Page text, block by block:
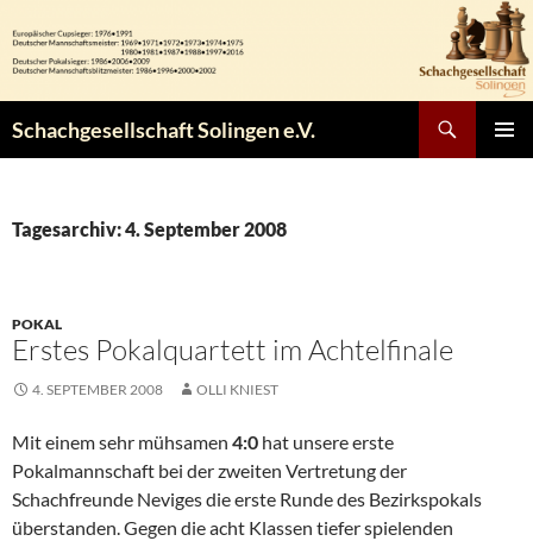
Inhalt
springen
Schachgesellschaft Solingen e.V.
Tagesarchiv: 4. September 2008
POKAL
Erstes Pokalquartett im Achtelfinale
4. SEPTEMBER 2008 OLLI KNIEST
Mit einem sehr mühsamen 4:0 hat unsere erste
Pokalmannschaft bei der zweiten Vertretung der
Schachfreunde Neviges die erste Runde des Bezirkspokals
überstanden. Gegen die acht Klassen tiefer spielenden